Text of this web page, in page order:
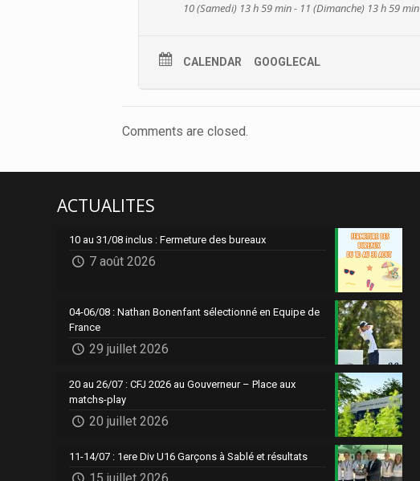
10 (Samedi) 13 h 59 min - 11 (Dimanche) 13 h 59 min
CALENDAR GOOGLECAL
Comments are closed.
ACTUALITES
10 au 31/08 inclus : Fermeture des bureaux
7 août 2026
04-06/08 : Nathan Bonenfant sélectionné en Equipe de
France
29 juillet 2026
20 au 26/07 : CFJ 2026 au Gouverneur – Place aux
matchs-play
20 juillet 2026
11-14/07 : 1ere Div U16 Garçons à Sablé et résultats